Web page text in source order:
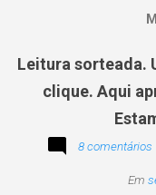
Leitura sorteada.
clique. Aqui
8 comentários
Em